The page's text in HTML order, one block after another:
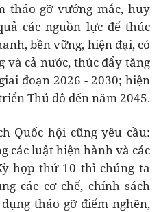
tháo gỡ vướng mắc, huy
các nguồn lực để thúc
bền vững, hiện đại, có
và cả nước, thúc đẩy tăng
đoạn 2026 - 2030; hiện
Thủ đô đến năm 2045.
Quốc hội cũng yêu cầu:
các luật hiện hành và các
họp thứ 10 thì chúng ta
các cơ chế, chính sách
tháo gỡ điểm nghẽn,